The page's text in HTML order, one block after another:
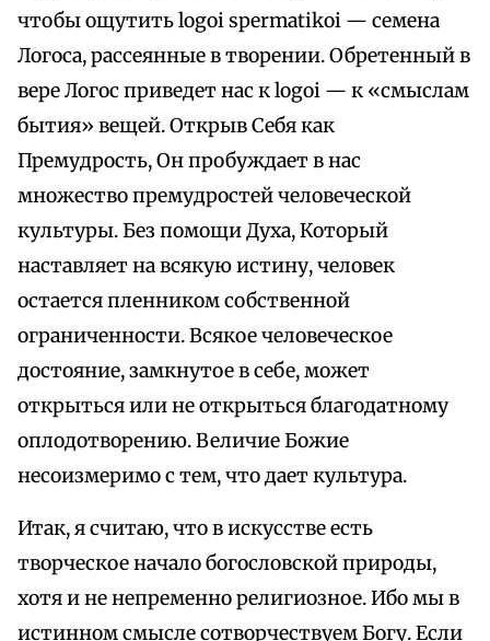
чтобы ощутить logoi spermatikoi — семена
Логоса, рассеянные в творении. Обретенный в
вере Логос приведет нас к logoi — к «смыслам
бытия» вещей. Открыв Себя как
Премудрость, Он пробуждает в нас
множество премудростей человеческой
культуры. Без помощи Духа, Который
наставляет на всякую истину, человек
остается пленником собственной
ограниченности. Всякое человеческое
достояние, замкнутое в себе, может
открыться или не открыться благодатному
оплодотворению. Величие Божие
несоизмеримо с тем, что дает культура.
Итак, я считаю, что в искусстве есть
творческое начало богословской природы,
хотя и не непременно религиозное. Ибо мы в
истинном смысле сотворчествуем Богу. Если